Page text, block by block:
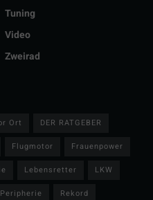
Tuning
Video
Zweirad
Ort
DER RATGEBER
Flugmotor
Frauenpower
Lebensretter
LKW
Peripherie
Rekord